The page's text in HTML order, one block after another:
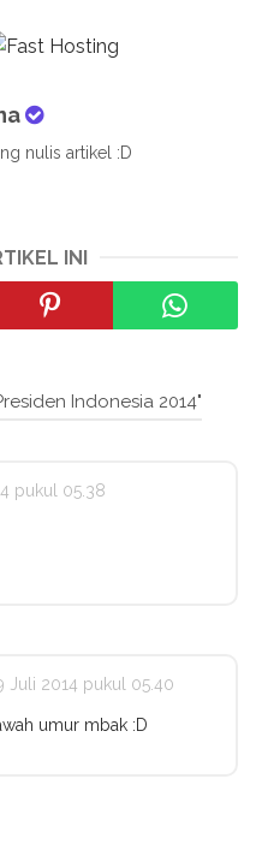
nulis artikel :D
INI
Indonesia 2014"
pukul 05.38
Juli 2014 pukul 05.40
umur mbak :D